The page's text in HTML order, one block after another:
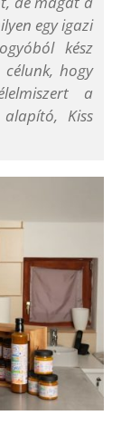
egy igazi
kész
hogy
a
Kiss